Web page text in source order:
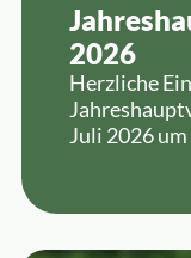
2026
Herzliche
Juli 2026 um